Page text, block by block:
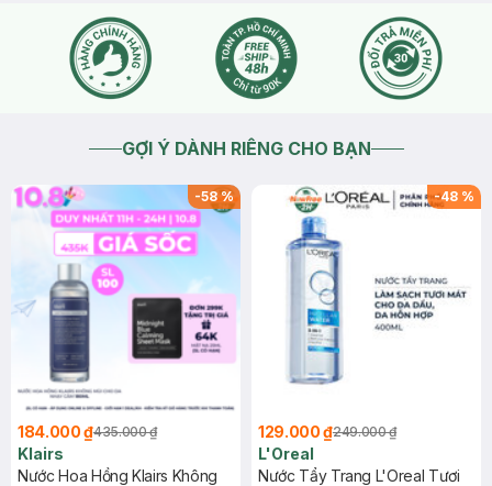
GỢI Ý DÀNH RIÊNG CHO BẠN
-58%
184.000 ₫435.000 ₫
Klairs
Nước Hoa Hồng Klairs Không
-48 %
129.000 ₫249.000 ₫
L'Oreal
Nước Tẩy Trang L'Oreal Tươi